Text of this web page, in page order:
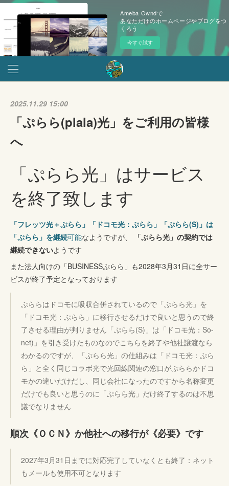
Ameba Owndで
あなただけのホームページやブログをつ
くろう
今すぐ試す
2025.11.29 15:00
「ぷらら(plala)光」をご利用の皆様
へ
「ぷらら光」はサービス
を終了致します
「フレッツ光＋ぷらら」「ドコモ光：ぷらら」「ぷらら(S)」は
「ぷらら」を継続可能なようですが、
「ぷらら光」の契約では
継続できないようです
また法人向けの「BUSINESSぷらら」も2028年3月31日に全サー
ビスが終了予定となっております
ぷららはドコモに吸収合併されているので「ぷらら光」を
「ドコモ光：ぷらら」に移行させるだけで良いと思うので終
了させる理由が判りません「ぷらら(S)」は「ドコモ光：So-
net)」を引き受けたものなのでこちらを終了や他社譲渡なら
わかるのですが、「ぷらら光」の仕組みは「ドコモ光：ぷら
ら」と全く同じコラボ光で光回線関連の窓口がぷららかドコ
モかの違いだけだし、同じ会社になったのですから名称変更
だけでも良いと思うのに「ぷらら光」だけ終了するのは不思
議でなりません
順次《ＯＣＮ》か他社への移行が《必要》です
2027年3月31日までに対応完了していなくとも終了：ネット
もメールも使用不可となります